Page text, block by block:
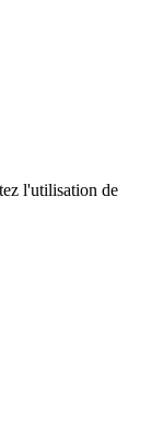
l'utilisation de